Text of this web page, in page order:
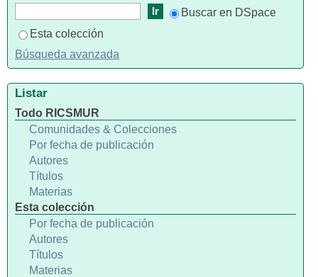
Buscar en DSpace
Esta colección
Búsqueda avanzada
Listar
Todo RICSMUR
Comunidades & Colecciones
Por fecha de publicación
Autores
Títulos
Materias
Esta colección
Por fecha de publicación
Autores
Títulos
Materias